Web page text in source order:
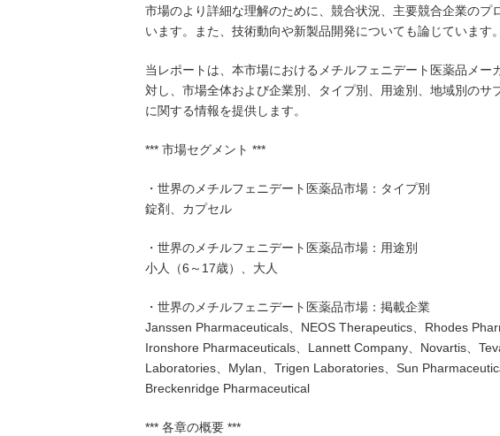
市場のより詳細な理解のために、競合状況、主要競合企業のプ
います。また、技術動向や新製品開発についても論じています。
当レポートは、本市場におけるメチルフェニデート医薬品メ
対し、市場全体および企業別、タイプ別、用途別、地域別の
に関する情報を提供します。
*** 市場セグメント ***
・世界のメチルフェニデート医薬品市場：タイプ別
錠剤、カプセル
・世界のメチルフェニデート医薬品市場：用途別
小人（6～17歳）、大人
・世界のメチルフェニデート医薬品市場：掲載企業
Janssen Pharmaceuticals、NEOS Therapeutics、Rhodes
Ironshore Pharmaceuticals、Lannett Company、Novartis、
Laboratories、Mylan、Trigen Laboratories、Sun
Breckenridge Pharmaceutical
*** 各章の概要 ***